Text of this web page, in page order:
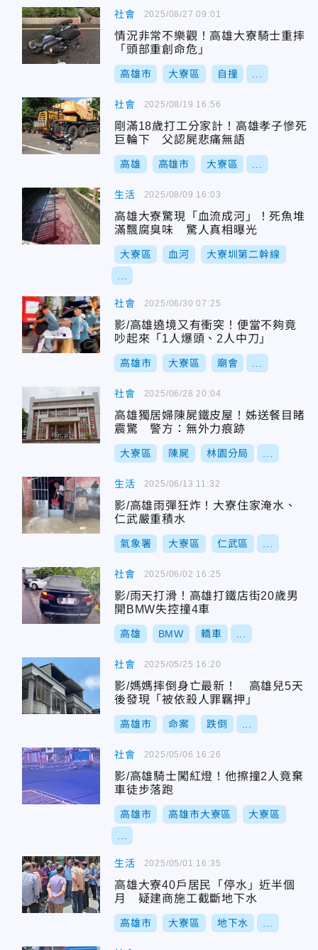
社會
情況非常不樂觀！高雄大寮騎士重摔
「頭部重創命危」
高雄市 大寮區 自撞
2025/08/27 09:01
社會
剛滿18歲打工分家計！高雄孝子慘死
巨輪下 父認屍悲痛無語
高雄 高雄市 大寮區
2025/08/19 16:56
生活
高雄大寮驚現「血流成河」！死魚堆
滿飄腐臭味 驚人真相曝光
大寮區 血河 大寮圳第二幹線
2025/08/09 16:03
社會
影/高雄遶境又有衝突！便當不夠竟
吵起來「1人爆頭、2人中刀」
高雄市 大寮區 廟會
2025/06/30 07:25
社會
高雄獨居婦陳屍鐵皮屋！姊送餐目睹
震驚 警方：無外力痕跡
大寮區 陳屍 林園分局
2025/06/28 20:04
生活
影/高雄雨彈狂炸！大寮住家淹水、
仁武嚴重積水
氣象署 大寮區 仁武區
2025/06/13 11:32
社會
影/雨天打滑！高雄打鐵店街20歲男
開BMW失控撞4車
高雄 BMW 轎車
2025/06/02 16:25
社會
影/媽媽摔倒身亡最新！ 高雄兒5天
後發現「被依殺人罪羈押」
高雄市 命案 跌倒
2025/05/25 16:20
社會
影/高雄騎士闖紅燈！他擦撞2人竟棄
車徒步落跑
高雄市 高雄市大寮區 大寮區
2025/05/06 16:26
生活
高雄大寮40戶居民「停水」近半個
月 疑建商施工截斷地下水
高雄市 大寮區 地下水
2025/05/01 16:35